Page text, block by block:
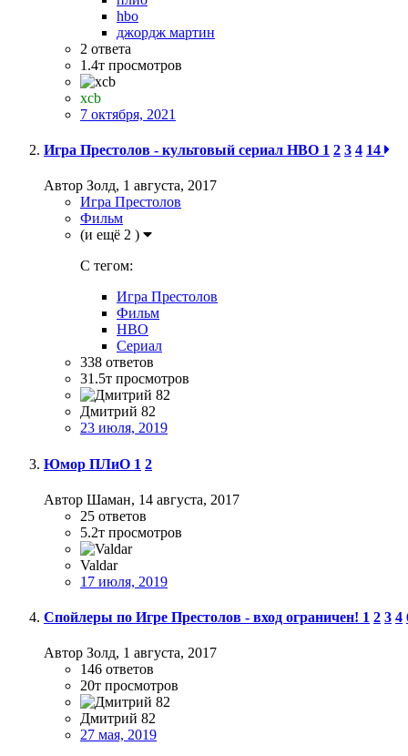
hbo
джордж мартин
2 ответа
1.4т просмотров
xcb
7 октября, 2021
Игра Престолов - культовый сериал НВО 1 2 3 4 14
Автор Золд, 1 августа, 2017
Игра Престолов
Фильм
(и ещё 2 )
C тегом:
Игра Престолов
Фильм
HBO
Сериал
338 ответов
31.5т просмотров
Дмитрий 82
23 июля, 2019
Юмор ПЛиО 1 2
Автор Шаман, 14 августа, 2017
25 ответов
5.2т просмотров
Valdar
17 июля, 2019
Спойлеры по Игре Престолов - вход ограничен! 1 2 3 4
Автор Золд, 1 августа, 2017
146 ответов
20т просмотров
Дмитрий 82
27 мая, 2019